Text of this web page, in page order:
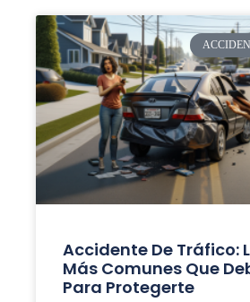
Accidente De Tráfico:
Más Comunes Que
Para Protegerte